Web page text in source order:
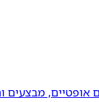
מבצעים